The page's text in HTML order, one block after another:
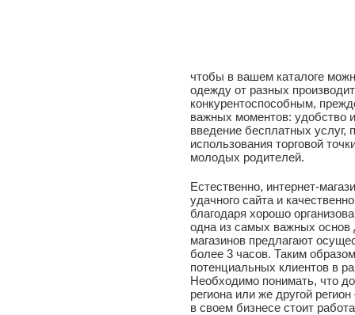
чтобы в вашем каталоге
одежду от разных
конкурентоспособным,
важных моментов: удобство
введение бесплатных услуг,
использования торговой
молодых родителей.
Естественно, интернет-
удачного сайта и
благодаря хорошо
одна из самых важных основ
магазинов предлагают
более 3 часов. Таким
потенциальных клиентов в
Необходимо понимать, что
региона или же другой
в своем бизнесе стоит